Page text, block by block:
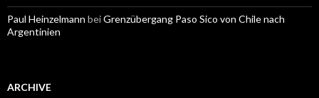
Paul Heinzelmann beiGrenzübergang Paso Sico von Chile nach
Argentinien
ARCHIVE